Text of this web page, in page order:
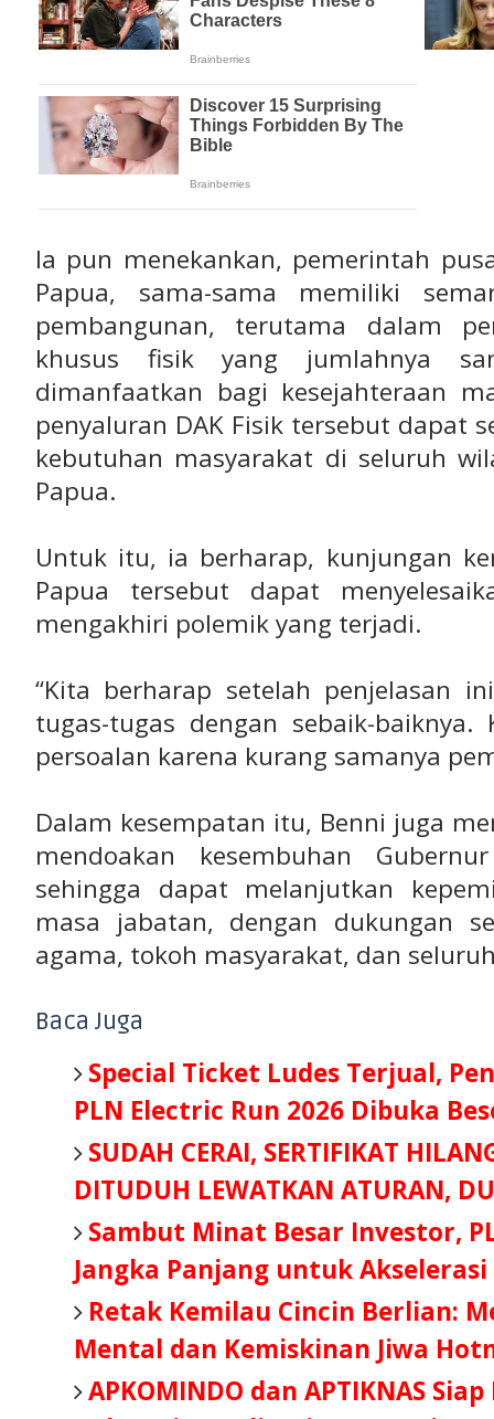
Ia pun menekankan, pemerintah
Papua, sama-sama memiliki
pembangunan, terutama dalam
khusus fisik yang jumlahnya
dimanfaatkan bagi kesejahteraan
penyaluran DAK Fisik tersebut dapat
kebutuhan masyarakat di seluruh
Papua.
Untuk itu, ia berharap, kunjungan
Papua tersebut dapat
mengakhiri polemik yang terjadi.
“Kita berharap setelah penjelasan
tugas-tugas dengan sebaik-
persoalan karena kurang samanya
Dalam kesempatan itu, Benni juga
mendoakan kesembuhan
sehingga dapat melanjutkan
masa jabatan, dengan dukungan
agama, tokoh masyarakat, dan
Baca Juga
Special Ticket Ludes Terjual,
PLN Electric Run 2026 Dibuka
SUDAH CERAI, SERTIFIKAT
DITUDUH LEWATKAN ATURAN,
Sambut Minat Besar Investor,
Jangka Panjang untuk Akselerasi
Retak Kemilau Cincin Berlian:
Mental dan Kemiskinan Jiwa
APKOMINDO dan APTIKNAS